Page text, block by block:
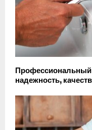
Профессиональный
надежность,